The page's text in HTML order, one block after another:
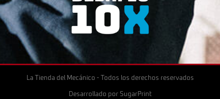
La Tienda del Mecánico - Todos los derechos reservados
Desarrollado por SugarPrint